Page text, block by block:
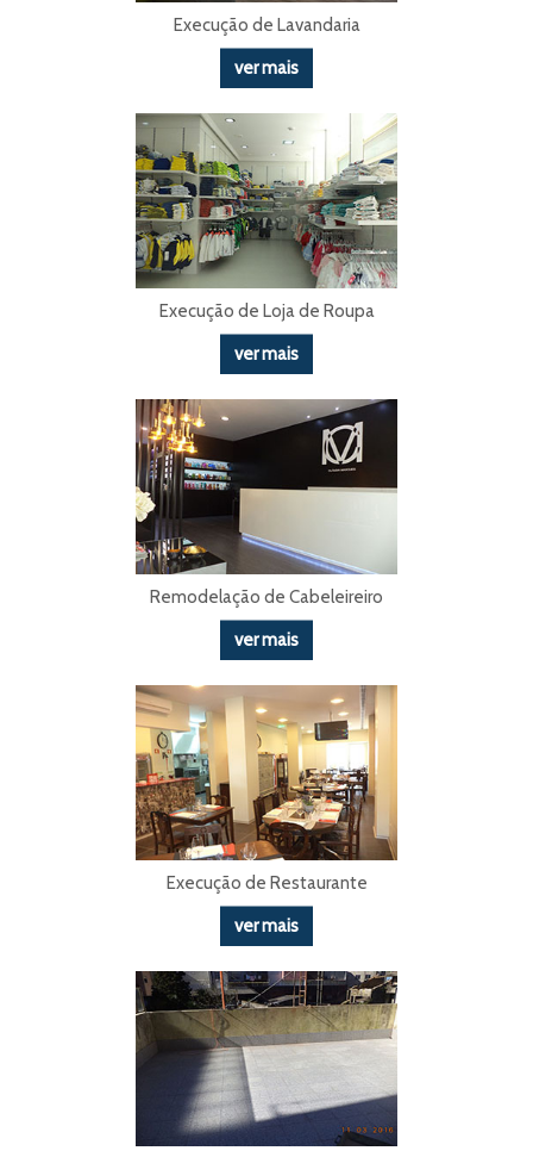
Execução de Lavandaria
ver mais
Execução de Loja de Roupa
ver mais
Remodelação de Cabeleireiro
ver mais
Execução de Restaurante
ver mais